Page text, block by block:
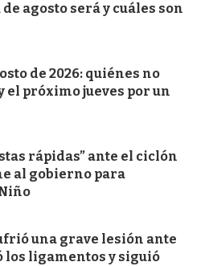
agosto será y cuáles son
de 2026: quiénes no
el próximo jueves por un
rápidas” ante el ciclón
al gobierno para
una grave lesión ante
los ligamentos y siguió